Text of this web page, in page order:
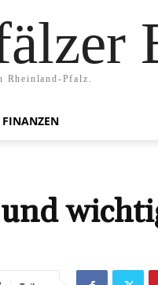
Rheinland-Pfalz.
FINANZEN